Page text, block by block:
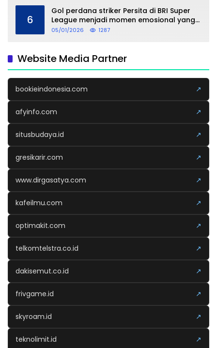
6
Gol perdana striker Persita di BRI Super
League menjadi momen emosional yang
dipersembahkan untuk sang buah hati
05/01/2026 1287
Website Media Partner
bookieindonesia.com ↗
afyinfo.com ↗
situsbudaya.id ↗
gresikarir.com ↗
www.dirgasatya.com ↗
kafeilmu.com ↗
optimakit.com ↗
telkomtelstra.co.id ↗
dakisemut.co.id ↗
frivgame.id ↗
skyroam.id ↗
teknolimit.id ↗